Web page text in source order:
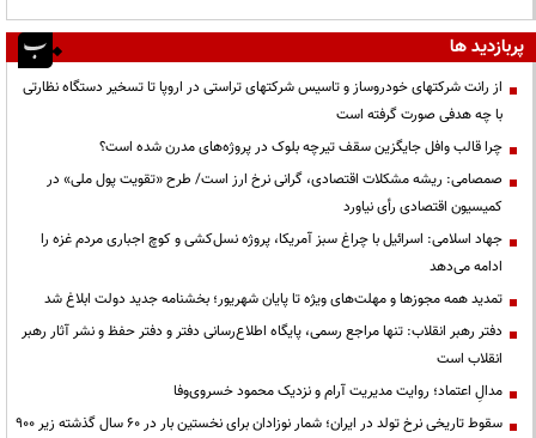
پربازدید ها
از رانت‌ شرکتهای خودروساز و تاسیس شرکتهای تراستی در اروپا تا تسخیر دستگاه نظارتی
با چه هدفی صورت گرفته است
چرا قالب وافل جایگزین سقف تیرچه بلوک در پروژه‌های مدرن شده است؟
صمصامی: ریشه مشکلات اقتصادی، گرانی نرخ ارز است/ طرح «تقویت پول ملی» در
کمیسیون اقتصادی رأی نیاورد
جهاد اسلامی: اسرائیل با چراغ سبز آمریکا، پروژه نسل‌کشی و کوچ اجباری مردم غزه را
ادامه می‌دهد
تمدید همه مجوزها و مهلت‌های ویژه تا پایان شهریور؛ بخشنامه جدید دولت ابلاغ شد
دفتر رهبر انقلاب: تنها مراجع رسمی، پایگاه اطلاع‌رسانی دفتر و دفتر حفظ و نشر آثار رهبر
انقلاب است
مدالِ اعتماد؛ روایت مدیریت آرام و نزدیک محمود خسروی‌وفا
سقوط تاریخی نرخ تولد در ایران؛ شمار نوزادان برای نخستین بار در ۶۰ سال گذشته زیر ۹۰۰